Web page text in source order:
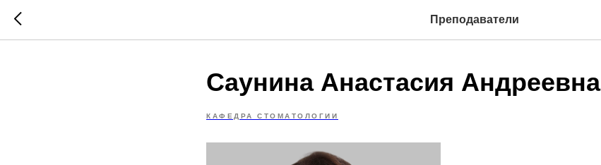
Преподаватели
Саунина Анастасия Андреевна
КАФЕДРА СТОМАТОЛОГИИ